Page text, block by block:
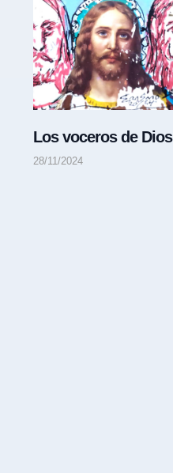
Los voceros de Dios
28/11/2024